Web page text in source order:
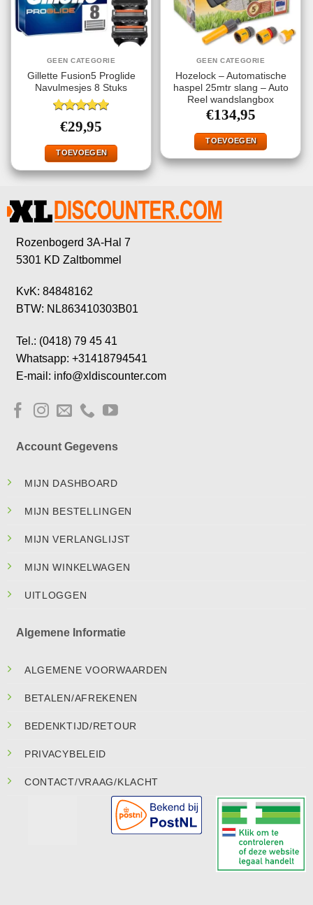
GEEN CATEGORIE
Gillette Fusion5 Proglide
Navulmesjes 8 Stuks
Gewaardeerd
5.00uit 5
€29,95
TOEVOEGEN
GEEN CATEGORIE
Hozelock – Automatische
haspel 25mtr slang – Auto
Reel wandslangbox
€134,95
TOEVOEGEN
Rozenbogerd 3A-Hal 7
5301 KD Zaltbommel
KvK: 84848162
BTW: NL863410303B01
Tel.: (0418) 79 45 41
Whatsapp: +31418794541
E-mail: info@xldiscounter.com
Account Gegevens
MIJN DASHBOARD
MIJN BESTELLINGEN
MIJN VERLANGLIJST
MIJN WINKELWAGEN
UITLOGGEN
Algemene Informatie
ALGEMENE VOORWAARDEN
BETALEN/AFREKENEN
BEDENKTIJD/RETOUR
PRIVACYBELEID
CONTACT/VRAAG/KLACHT